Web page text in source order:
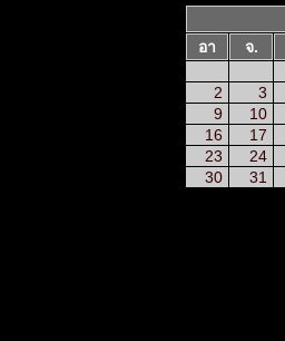
อา
จ.
2
3
9
10
16
17
23
24
30
31